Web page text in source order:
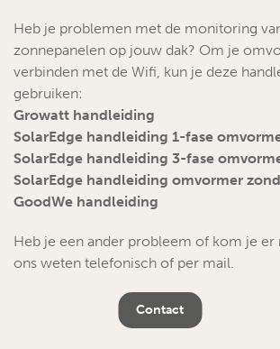
Heb je problemen met de monitoring
zonnepanelen op jouw dak? Om je
verbinden met de Wifi, kun je deze
gebruiken:
Growatt handleiding
SolarEdge handleiding 1-fase
SolarEdge handleiding 3-fase
SolarEdge handleiding omvormer
GoodWe handleiding
Heb je een ander probleem of kom je er
ons weten telefonisch of per mail.
Contact